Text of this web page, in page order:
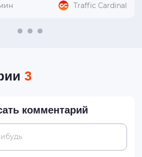
Traffic Cardinal
3
комментарий